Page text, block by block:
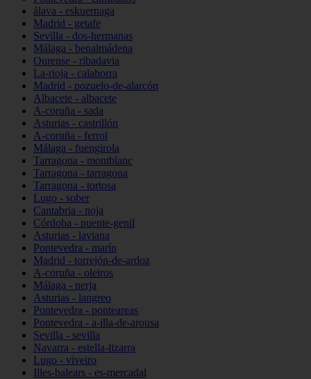
álava - eskuernaga
Madrid - getafe
Sevilla - dos-hermanas
Málaga - benalmádena
Ourense - ribadavia
La-rioja - calahorra
Madrid - pozuelo-de-alarcón
Albacete - albacete
A-coruña - sada
Asturias - castrillón
A-coruña - ferrol
Málaga - fuengirola
Tarragona - montblanc
Tarragona - tarragona
Tarragona - tortosa
Lugo - sober
Cantabria - noja
Córdoba - puente-genil
Asturias - laviana
Pontevedra - marín
Madrid - torrejón-de-ardoz
A-coruña - oleiros
Málaga - nerja
Asturias - langreo
Pontevedra - ponteareas
Pontevedra - a-illa-de-arousa
Sevilla - sevilla
Navarra - estella-lizarra
Lugo - viveiro
Illes-balears - es-mercadal